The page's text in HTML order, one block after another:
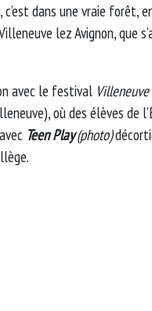
dans une vraie forêt,
lez Avignon, que
avec le festival
où des élèves de
Teen Play(photo)